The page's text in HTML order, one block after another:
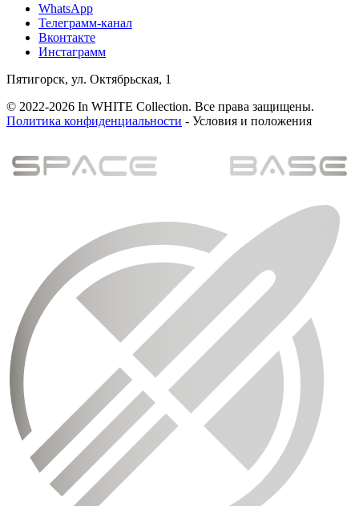
WhatsApp
Телеграмм-канал
Вконтакте
Инстаграмм
Пятигорск, ул. Октябрьская, 1
© 2022-2026 In WHITE Collection. Все права защищены.
Политика конфиденциальности - Условия и положения